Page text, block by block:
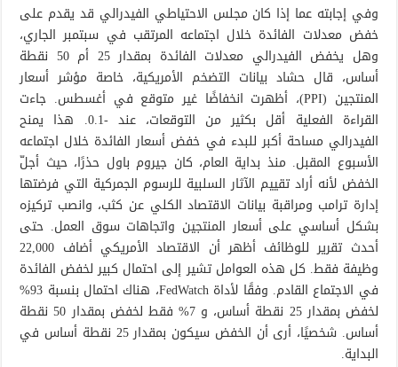
وفي إجابته عما إذا كان مجلس الاحتياطي الفيدرالي قد يقدم على
خفض معدلات الفائدة خلال اجتماعه المرتقب في سبتمبر الجاري،
وهل يخفض الفيدرالي معدلات الفائدة بمقدار 25 أم 50 نقطة
أساس، قال حشاد بيانات التضخم الأمريكية، خاصة مؤشر أسعار
المنتجين (PPI)، أظهرت انخفاضًا غير متوقع في أغسطس. جاءت
القراءة الفعلية أقل بكثير من التوقعات، عند -0.1. هذا يمنح
الفيدرالي مساحة أكبر للبدء في خفض أسعار الفائدة خلال اجتماعه
الأسبوع المقبل. منذ بداية العام، كان جيروم باول حذرًا، حيث أجلّ
الخفض لأنه أراد تقييم الآثار السلبية للرسوم الجمركية التي فرضتها
إدارة ترامب ومراقبة بيانات الاقتصاد الكلي عن كثب، وانصب تركيزه
بشكل أساسي على أسعار المنتجين واتجاهات سوق العمل. حتى
أحدث تقرير للوظائف أظهر أن الاقتصاد الأمريكي أضاف 22,000
وظيفة فقط. كل هذه العوامل تشير إلى احتمال كبير لخفض الفائدة
في الاجتماع القادم. وفقًا لأداة FedWatch، هناك احتمال بنسبة 93%
لخفض بمقدار 25 نقطة أساس، و 7% فقط لخفض بمقدار 50 نقطة
أساس. شخصيًا، أرى أن الخفض سيكون بمقدار 25 نقطة أساس في
البداية.